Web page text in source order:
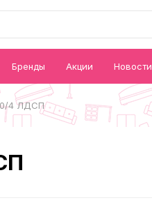
Бренды Акции Новости
4 ЛДСП